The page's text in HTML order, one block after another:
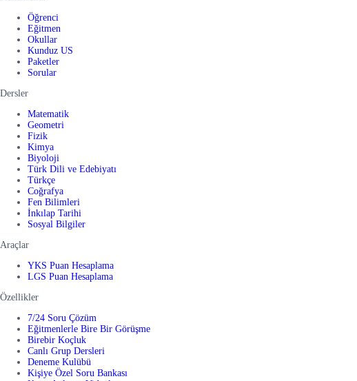
Öğrenci
Eğitmen
Okullar
Kunduz US
Paketler
Sorular
Dersler
Matematik
Geometri
Fizik
Kimya
Biyoloji
Türk Dili ve Edebiyatı
Türkçe
Coğrafya
Fen Bilimleri
İnkılap Tarihi
Sosyal Bilgiler
Araçlar
YKS Puan Hesaplama
LGS Puan Hesaplama
Özellikler
7/24 Soru Çözüm
Eğitmenlerle Bire Bir Görüşme
Birebir Koçluk
Canlı Grup Dersleri
Deneme Kulübü
Kişiye Özel Soru Bankası